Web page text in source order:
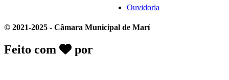
Ouvidoria
© 2021-2025 - Câmara Municipal de Marí
Feito com por